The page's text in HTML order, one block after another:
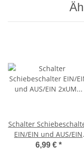
Schalter
EIN/EIN und AUS/EIN
2xUM Miniatur Mini 10
6,99 € *